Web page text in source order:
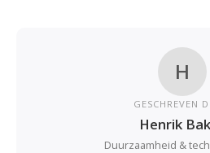
H
GESCHREVEN
Henrik
Duurzaamheid &